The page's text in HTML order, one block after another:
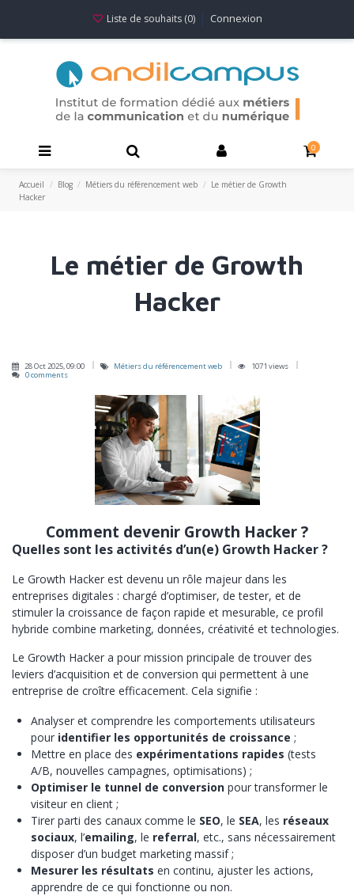
Liste de souhaits (0) Connexion
0
Accueil Blog Métiers du référencement web
Le métier de Growth
Hacker
Le métier de Growth
Hacker
28 Oct 2025, 09:00 Métiers du référencement web
1071 views
0 comments
Comment devenir Growth Hacker ?
Quelles sont les activités d’un(e) Growth Hacker ?
Le Growth Hacker est devenu un rôle majeur dans les
entreprises digitales : chargé d’optimiser, de tester, et de
stimuler la croissance de façon rapide et mesurable, ce profil
hybride combine marketing, données, créativité et technologies.
Le Growth Hacker a pour mission principale de trouver des
leviers d’acquisition et de conversion qui permettent à une
entreprise de croître efficacement. Cela signifie :
Analyser et comprendre les comportements utilisateurs
pour identifier les opportunités de croissance ;
Mettre en place des expérimentations rapides (tests
A/B, nouvelles campagnes, optimisations) ;
Optimiser le tunnel de conversion pour transformer le
visiteur en client ;
Tirer parti des canaux comme le SEO, le SEA, les réseaux
sociaux, l’emailing, le referral, etc., sans nécessairement
disposer d’un budget marketing massif ;
Mesurer les résultats en continu, ajuster les actions,
apprendre de ce qui fonctionne ou non.